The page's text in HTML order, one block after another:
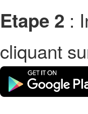
Etape 2 :
cliquant